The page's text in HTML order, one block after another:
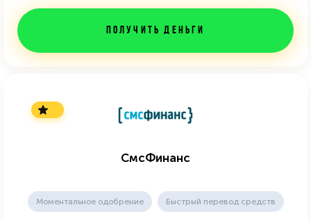
Получить деньги
СмсФинанс
Моментальное одобрение Быстрый перевод средств